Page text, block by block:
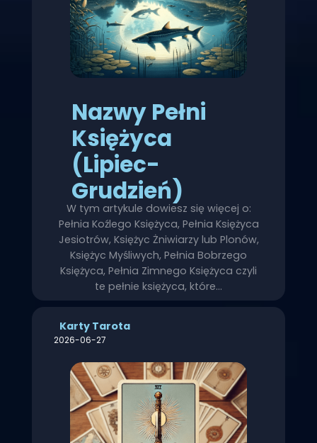
Nazwy Pełni
Księżyca
(Lipiec-
Grudzień)
W tym artykule dowiesz się więcej o:
Pełnia Koźlego Księżyca, Pełnia Księżyca
Jesiotrów, Księżyc Żniwiarzy lub Plonów,
Księżyc Myśliwych, Pełnia Bobrzego
Księżyca, Pełnia Zimnego Księżyca czyli
te pełnie księżyca, które…
Karty Tarota
2026-06-27